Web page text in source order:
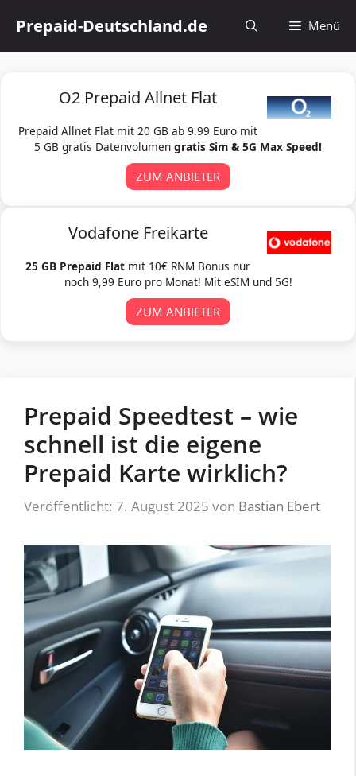
Inhalt
springen
Prepaid-Deutschland.de Menü
O2 Prepaid Allnet Flat
Prepaid Allnet Flat mit 20 GB ab 9.99 Euro mit
5 GB gratis Datenvolumen gratis Sim & 5G Max Speed!
ZUM ANBIETER
Vodafone Freikarte
25 GB Prepaid Flat mit 10€ RNM Bonus nur
noch 9,99 Euro pro Monat! Mit eSIM und 5G!
ZUM ANBIETER
Prepaid Speedtest – wie
schnell ist die eigene
Prepaid Karte wirklich?
Veröffentlicht: 7. August 2025 von Bastian Ebert